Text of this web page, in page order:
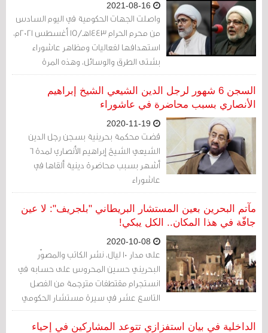
واصلت الجهات الحكومية في اليوم السادس
من محرم الحرام 1443هـ/15 أغسطس 2021م،
استهدافها لفعاليات ومظاهر عاشوراء
بشتى الطرق والوسائل، وهذه المرة
استخدمت ورقة (كورونا) والفريق الطبي
لمزيد من التضييع على الأغلبية الشيعية في
البلاد.
السجن 6 شهور لرجل الدين الشيعي الشيخ إبراهيم
الأنصاري بسبب محاضرة في عاشوراء
قضت محكمة بحرينية بسجن رجل الدين
الشيعي الشيخ إبراهيم الأنصاري لمدة 6
أشهر بسبب محاضرة دينية ألقاها في
عاشوراء
مآتم البحرين بعين المستشار البريطاني "بلجريف": لا عين
جافّة في هذا المكان.. الكل يبكي!
على مدار 10 ليال، نشر الكاتب والمصوّر
البحريني حسين المحروس على حسابه في
انستجرام مقتطفات مترجمة من الفصل
التاسع عشر في سيرة مستشار الحكومي
البريطاني السابق تشارلز بلجريف "العمود
الشخصي (1960)"، والذي كان كلّه حول تجربته
الداخلية في بيان استفزازي تتوعد المشاركين في إحياء